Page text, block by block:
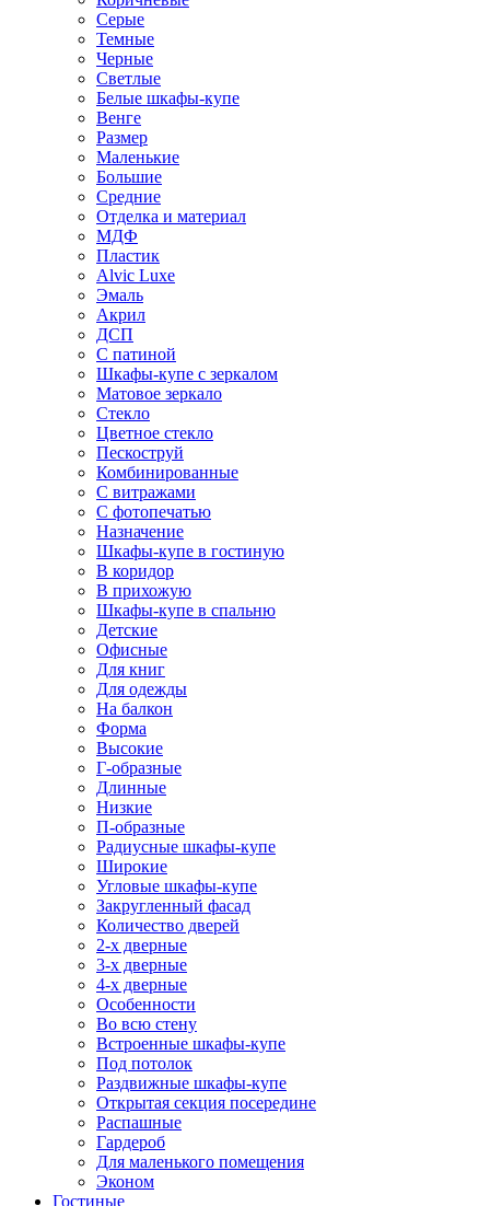
Серые
Темные
Черные
Светлые
Белые шкафы-купе
Венге
Размер
Маленькие
Большие
Средние
Отделка и материал
МДФ
Пластик
Alvic Luxe
Эмаль
Акрил
ДСП
С патиной
Шкафы-купе с зеркалом
Матовое зеркало
Стекло
Цветное стекло
Пескоструй
Комбинированные
С витражами
С фотопечатью
Назначение
Шкафы-купе в гостиную
В коридор
В прихожую
Шкафы-купе в спальню
Детские
Офисные
Для книг
Для одежды
На балкон
Форма
Высокие
Г-образные
Длинные
Низкие
П-образные
Радиусные шкафы-купе
Широкие
Угловые шкафы-купе
Закругленный фасад
Количество дверей
2-х дверные
3-х дверные
4-х дверные
Особенности
Во всю стену
Встроенные шкафы-купе
Под потолок
Раздвижные шкафы-купе
Открытая секция посередине
Распашные
Гардероб
Для маленького помещения
Эконом
Гостиные